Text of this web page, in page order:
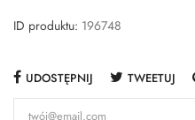
ID produktu: 196748
UDOSTĘPNIJ TWEETUJ